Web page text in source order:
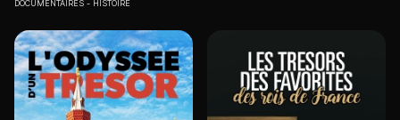
DOCUMENTAIRES HISTOIRE